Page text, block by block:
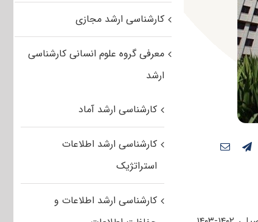
کارشناسی ارشد مجازی
معرفی گروه علوم انسانی کارشناسی
ارشد
کارشناسی ارشد آماد
کارشناسی ارشد اطلاعات
استراتژیک
کارشناسی ارشد اطلاعات و